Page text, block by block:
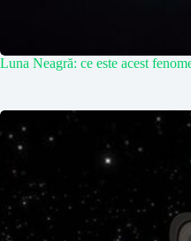
Luna Neagră: ce este acest